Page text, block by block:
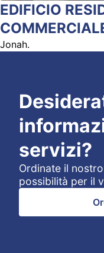
EDIFICIO
Jonah.
servizi?
Ordinate il
possibilità per il